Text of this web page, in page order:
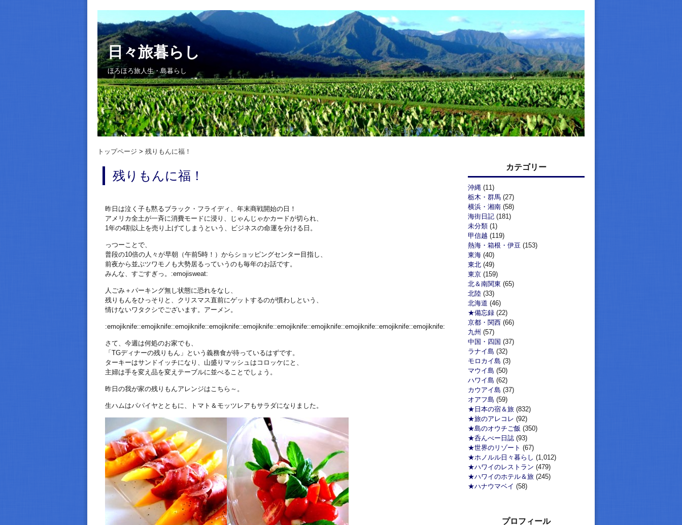
日々旅暮らし
ほろほろ旅人生・島暮らし
トップページ 残りもんに福！
残りもんに福！
昨日は泣く子も黙るブラック・フライディ、年末商戦開始の日！
アメリカ全土が一斉に消費モードに浸り、じゃんじゃかカードが切られ、
1年の4割以上を売り上げてしまうという、ビジネスの命運を分ける日。
っつーことで、
普段の10倍の人々が早朝（午前5時！）からショッピングセンター目指し、
前夜から並ぶツワモノも大勢居るっていうのも毎年のお話です。
みんな、すごすぎっ。:emojisweat:
人ごみ＋パーキング無し状態に恐れをなし、
残りもんをひっそりと、クリスマス直前にゲットするのが慣わしという、
情けないワタクシでございます。アーメン。
:emojiknife::emojiknife::emojiknife::emojiknife::emojiknife::emojiknife::emojiknife::emojiknife::emojiknife::emojiknife:
さて、今週は何処のお家でも、
「TGディナーの残りもん」という義務食が待っているはずです。
ターキーはサンドイッチになり、山盛りマッシュはコロッケにと、
主婦は手を変え品を変えテーブルに並べることでしょう。
昨日の我が家の残りもんアレンジはこちら～。
生ハムはパパイヤとともに、トマト＆モッツレアもサラダになりました。
カテゴリー
沖縄 (11)
栃木・群馬 (27)
横浜・湘南 (58)
海街日記 (181)
未分類 (1)
甲信越 (119)
熱海・箱根・伊豆 (153)
東海 (40)
東北 (49)
東京 (159)
北＆南関東 (65)
北陸 (33)
北海道 (46)
★備忘録 (22)
京都・関西 (66)
九州 (57)
中国・四国 (37)
ラナイ島 (32)
モロカイ島 (3)
マウイ島 (50)
ハワイ島 (62)
カウアイ島 (37)
オアフ島 (59)
★日本の宿＆旅 (832)
★旅のアレコレ (92)
★島のオウチご飯 (350)
★呑んべー日誌 (93)
★世界のリゾート (67)
★ホノルル日々暮らし (1,012)
★ハワイのレストラン (479)
★ハワイのホテル＆旅 (245)
★ハナウマベイ (58)
プロフィール